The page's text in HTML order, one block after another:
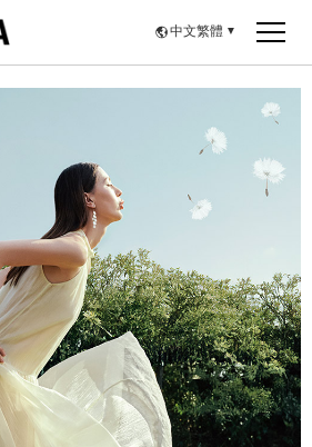
中文繁體 ▼